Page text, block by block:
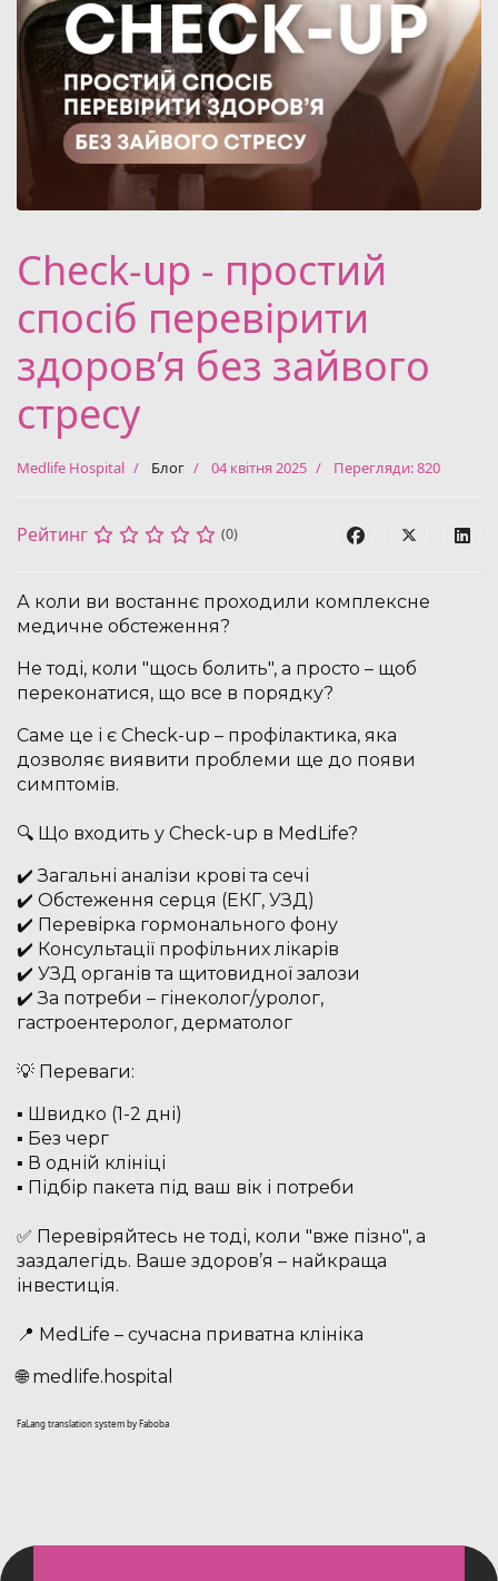
Check-up - простий
спосіб перевірити
здоровʼя без зайвого
стресу
Medlife Hospital Блог 04 квітня 2025 Перегляди: 820
Рейтинг (0)
А коли ви востаннє проходили комплексне
медичне обстеження?
Не тоді, коли "щось болить", а просто – щоб
переконатися, що все в порядку?
Саме це і є Check-up – профілактика, яка
дозволяє виявити проблеми ще до появи
симптомів.
🔍 Що входить у Check-up в MedLife?
✔️ Загальні аналізи крові та сечі
✔️ Обстеження серця (ЕКГ, УЗД)
✔️ Перевірка гормонального фону
✔️ Консультації профільних лікарів
✔️ УЗД органів та щитовидної залози
✔️ За потреби – гінеколог/уролог,
гастроентеролог, дерматолог
💡 Переваги:
▪️ Швидко (1-2 дні)
▪️ Без черг
▪️ В одній клініці
▪️ Підбір пакета під ваш вік і потреби
✅ Перевіряйтесь не тоді, коли "вже пізно", а
заздалегідь. Ваше здоров’я – найкраща
інвестиція.
📍 MedLife – сучасна приватна клініка
🌐 medlife.hospital
FaLang translation system by Faboba